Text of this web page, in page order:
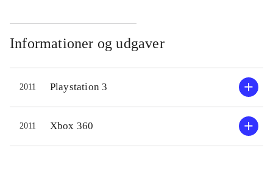
fotografen Frank West som havde
hovedrollen i det første spil. Historie,
fjender og opgaver er magen til
2'eren, hvorfor "Off the record"
lugter grimt af spekulation. Lidt nyt
er der dog; En uforpligtende
"sandbox-mode" er kommet til hvor
Informationer og udgaver
2011 Playstation 3
2011 Xbox 360